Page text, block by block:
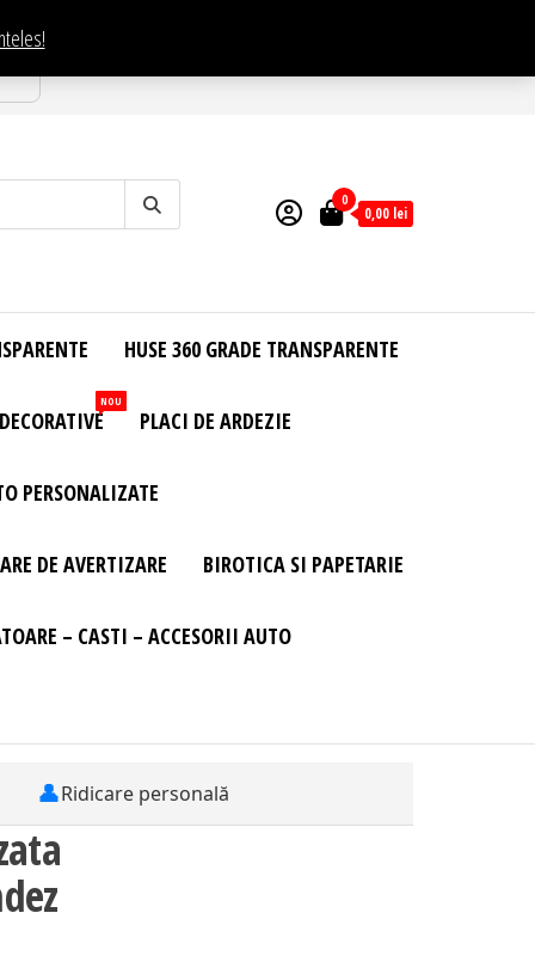
0
0,00 lei
HUSE 360 GRADE TRANSPARENTE
NOU
PLACI DE ARDEZIE
PERSONALIZATE
DE AVERTIZARE BIROTICA SI PAPETARIE
– CASTI – ACCESORII AUTO
👤Ridicare personală